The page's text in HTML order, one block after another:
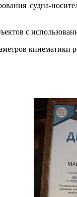
судна-
с
кинематики